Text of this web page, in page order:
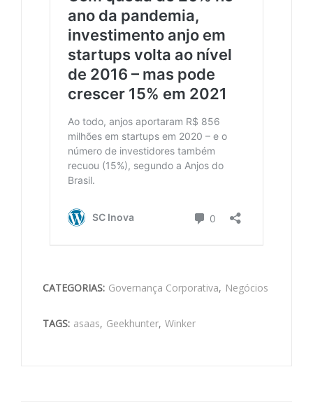
CATEGORIAS: Governança Corporativa, Negócios
TAGS: asaas, Geekhunter, Winker